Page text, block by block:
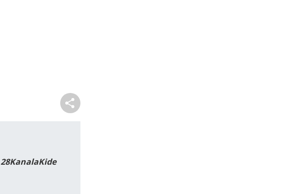
28KanalaKide